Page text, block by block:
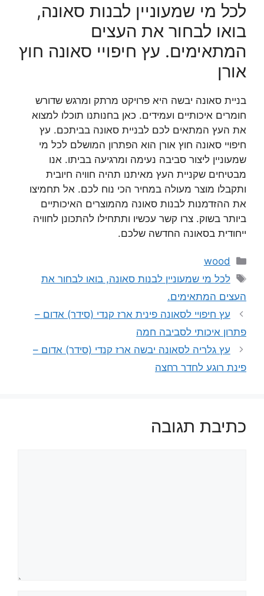
לכל מי שמעוניין לבנות סאונה,
בואו לבחור את העצים
המתאימים. עץ חיפויי סאונה חוץ
אורן
בניית סאונה יבשה היא פרויקט מרתק ומרגש שדורש
חומרים איכותיים ועמידים. כאן בחנותנו תוכלו למצוא
את העץ המתאים לכם לבניית סאונה בביתכם. עץ
חיפויי סאונה חוץ אורן הוא הפתרון המושלם לכל מי
שמעוניין ליצור סביבה נעימה ומרגיעה בביתו. אנו
מבטיחים שקניית העץ מאיתנו תהיה חוויה חיובית
ותקבלו מוצר מעולה במחיר הכי נוח לכם. אל תחמיצו
את ההזדמנות לבנות סאונה מהמוצרים האיכותיים
ביותר בשוק. צרו קשר עכשיו ותתחילו להתכונן לחוויה
ייחודית בסאונה החדשה שלכם.
קטגוריות
wood
תגיות
לכל מי שמעוניין לבנות סאונה, בואו לבחור את
העצים המתאימים.
עץ חיפויי לסאונה פינית ארז קנדי (סידר) אדום –
פתרון איכותי לסביבה חמה
עץ גלריה לסאונה יבשה ארז קנדי (סידר) אדום –
פינת רוגע לחדר רחצה
כתיבת תגובה